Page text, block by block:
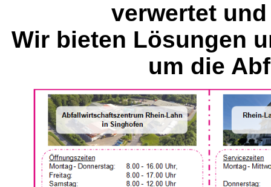
verwertet
Wir bieten Lösungen
um die